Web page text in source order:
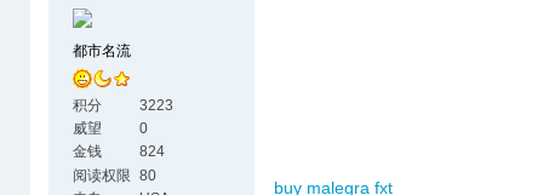
都市名流
积分
3223
威望
0
金钱
824
阅读权限 80
buy malegra fxt